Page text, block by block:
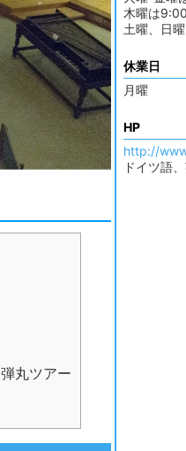
木曜は
土曜、日
休業日
月曜
HP
http://
ドイツ語
丸ツアー